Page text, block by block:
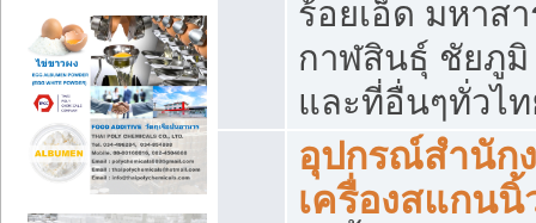
ร้อยเอ็ด มหาส
กาฬสินธุ์ ชัยภู
และที่อื่นๆทั่วไ
อุปกรณ์สำนัก
เครื่องสแกนนิ้